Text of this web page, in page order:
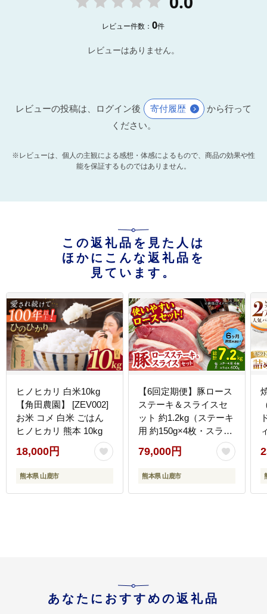
レビュー件数：0件
レビューはありません。
レビューの投稿は、ログイン後 寄付履歴
から行って
ください。
※レビューは、個人の主観による感想・体感によるもので、商品の効果や性
能を保証するものではありません。
この返礼品を見た人は
ほかにこんな返礼品を
見ています。
ヒノヒカリ 白米10kg
【角田農園】 [ZEV002]
お米 コメ 白米 ごはん
ヒノヒカリ 熊本 10kg
18,000円
熊本県 山鹿市
【6回定期便】豚ロース
ステーキ＆スライスセ
ット 約1.2kg（ステーキ
用 約150g×4枚・スライ
ス 約300g×2pc）【吉里
精肉】 [ZEW103]
79,000円
熊本県 山鹿市
あなたにおすすめの返礼品